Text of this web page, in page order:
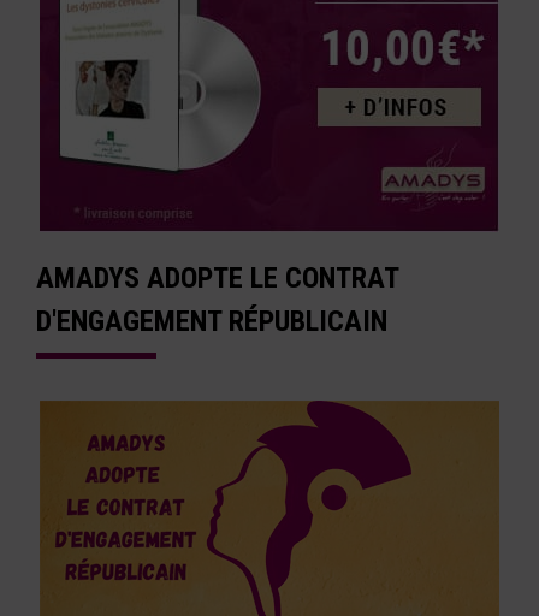
AMADYS ADOPTE LE CONTRAT
D'ENGAGEMENT RÉPUBLICAIN